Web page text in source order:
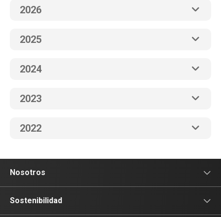
2026
2025
2024
2023
2022
Nosotros
Sala de prensa
Sostenibilidad